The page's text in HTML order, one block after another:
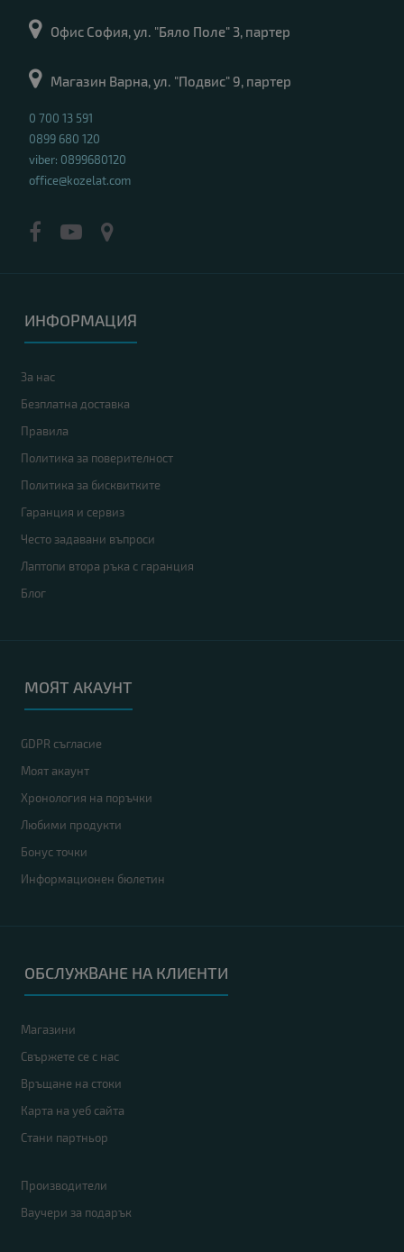
Офис София, ул. "Бяло Поле" 3, партер
Магазин Варна, ул. "Подвис" 9, партер
0 700 13 591
0899 680 120
viber: 0899680120
office@kozelat.com
ИНФОРМАЦИЯ
За нас
Безплатна доставка
Правила
Политика за поверителност
Политика за бисквитките
Гаранция и сервиз
Често задавани въпроси
Лаптопи втора ръка с гаранция
Блог
МОЯТ АКАУНТ
GDPR съгласие
Моят акаунт
Хронология на поръчки
Любими продукти
Бонус точки
Информационен бюлетин
ОБСЛУЖВАНЕ НА КЛИЕНТИ
Магазини
Свържете се с нас
Връщане на стоки
Карта на уеб сайта
Стани партньор
Производители
Ваучери за подарък